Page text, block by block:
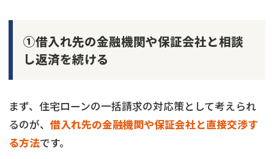
①借入れ先の金融機関や保証会社と相談
し返済を続ける
まず、住宅ローンの一括請求の対応策として考えられ
るのが、 借入れ先の金融機関や保証会社と直接交渉す
る方法です。